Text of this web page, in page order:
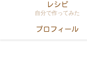
レシピ
自分で作ってみた
プロフィール